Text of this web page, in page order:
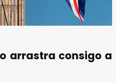
arrastra consigo a